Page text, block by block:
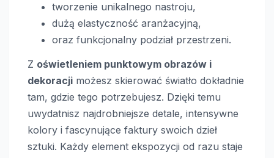
tworzenie unikalnego nastroju,
dużą elastyczność aranżacyjną,
oraz funkcjonalny podział przestrzeni.
Z oświetleniem punktowym obrazów i
dekoracji możesz skierować światło dokładnie
tam, gdzie tego potrzebujesz. Dzięki temu
uwydatnisz najdrobniejsze detale, intensywne
kolory i fascynujące faktury swoich dzieł
sztuki. Każdy element ekspozycji od razu staje